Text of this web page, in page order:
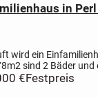
in
wird ein
sind 2 Bäder
begehbarer
€Festpreis